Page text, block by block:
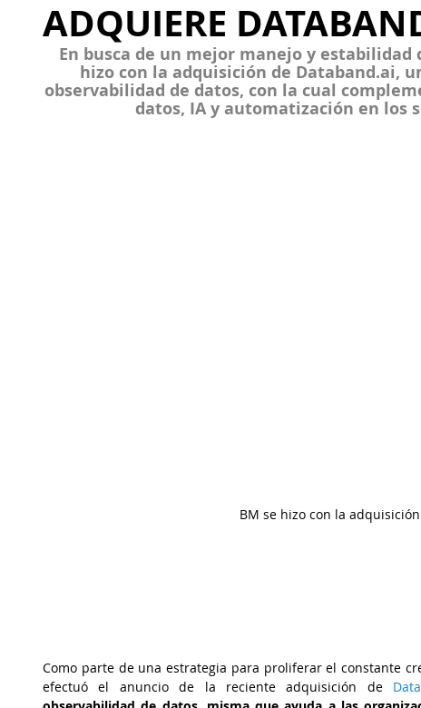
ADQUIERE
En busca de un mejor manejo y estabilidad
hizo con la adquisición de Databand.ai,
observabilidad de datos, con la cual
datos, IA y automatización en los
BM se hizo con la
Como parte de una estrategia para proliferar el constante
efectuó el anuncio de la reciente adquisición de